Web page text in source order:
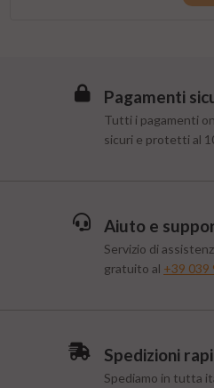
Pagamenti
Tutti i pagamenti
sicuri e protetti al
Aiuto e
Servizio di
gratuito al +39 039
Spedizioni
Spediamo in tutta